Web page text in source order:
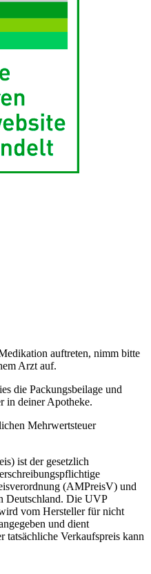
auftreten, nimm bitte
Arzt auf.
die Packungsbeilage und
in deiner Apotheke.
Mehrwertsteuer
ist der gesetzlich
(AMPreisV) und
Deutschland. Die UVP
vom Hersteller für nicht
und dient
tatsächliche Verkaufspreis kann